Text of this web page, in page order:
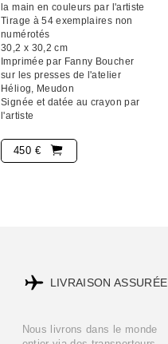
la main en couleurs par l'artiste
Tirage à 54 exemplaires non
numérotés
30,2 x 30,2 cm
Imprimée par Fanny Boucher
sur les presses de l'atelier
Héliog, Meudon
Signée et datée au crayon par
l'artiste
450 €
LIVRAISON ASSURÉE
Nous livrons dans le monde